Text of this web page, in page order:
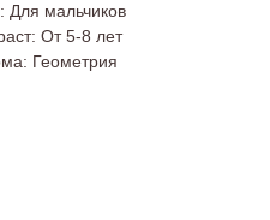
Для мальчиков
От 5-8 лет
Геометрия